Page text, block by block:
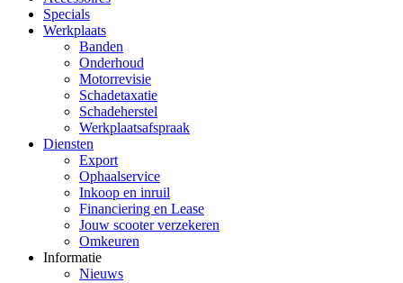
Specials
Werkplaats
Banden
Onderhoud
Motorrevisie
Schadetaxatie
Schadeherstel
Werkplaatsafspraak
Diensten
Export
Ophaalservice
Inkoop en inruil
Financiering en Lease
Jouw scooter verzekeren
Omkeuren
Informatie
Nieuws